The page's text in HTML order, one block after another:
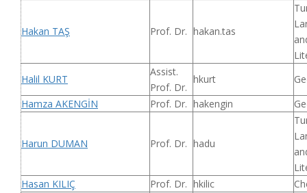
Hakan TAŞ Prof. Dr. hakan.tas
Halil KURT
Assist.
Prof. Dr.
hkurt
Hamza AKENGİN
Prof. Dr. hakengin
Harun DUMAN Prof. Dr. hadu
Hasan KILIÇ
Prof. Dr. hkilic